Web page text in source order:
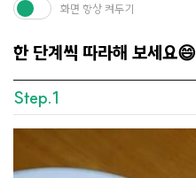
한 단계씩 따라해 보세요😄
화면 항상 켜두기
Step.1